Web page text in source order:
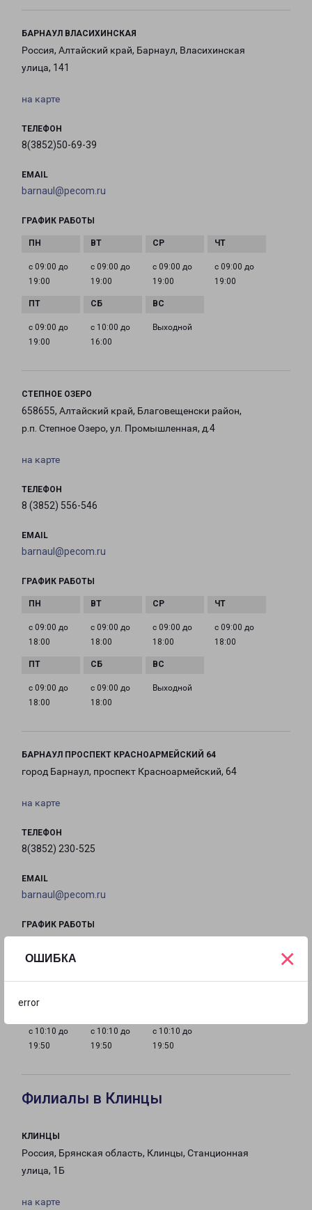
ОШИБКА
error
×
БАРНАУЛ ВЛАСИХИНСКАЯ
Россия, Алтайский край, Барнаул, Власихинская
улица, 141
на карте
ТЕЛЕФОН
8(3852)50-69-39
EMAIL
barnaul@pecom.ru
ГРАФИК РАБОТЫ
с 09:00 до
19:00
с 09:00 до
19:00
с 09:00 до
19:00
с 09:00 до
19:00
с 09:00 до
19:00
с 10:00 до
16:00
Выходной
СТЕПНОЕ ОЗЕРО
658655, Алтайский край, Благовещенски район,
р.п. Степное Озеро, ул. Промышленная, д.4
на карте
ТЕЛЕФОН
8 (3852) 556-546
EMAIL
barnaul@pecom.ru
ГРАФИК РАБОТЫ
с 09:00 до
18:00
с 09:00 до
18:00
с 09:00 до
18:00
с 09:00 до
18:00
с 09:00 до
18:00
с 09:00 до
18:00
Выходной
БАРНАУЛ ПРОСПЕКТ КРАСНОАРМЕЙСКИЙ 64
город Барнаул, проспект Красноармейский, 64
на карте
ТЕЛЕФОН
8(3852) 230-525
EMAIL
barnaul@pecom.ru
ГРАФИК РАБОТЫ
с 10:10 до
19:50
с 10:10 до
19:50
с 10:10 до
19:50
Филиалы в Клинцы
КЛИНЦЫ
Россия, Брянская область, Клинцы, Станционная
улица, 1Б
на карте